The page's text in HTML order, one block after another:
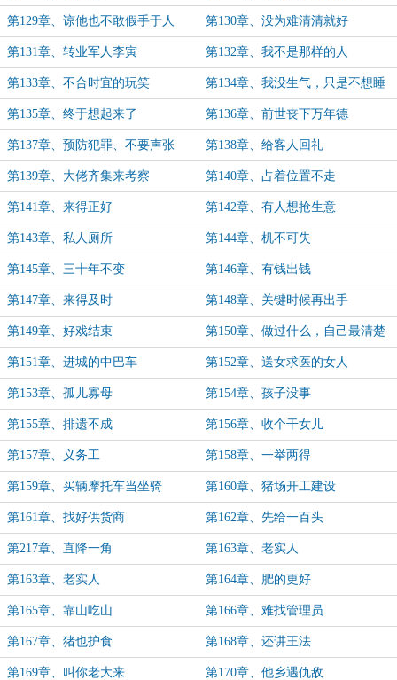
第129章、谅他也不敢假手于人 第130章、没为难清清就好
第131章、转业军人李寅 第132章、我不是那样的人
第133章、不合时宜的玩笑 第134章、我没生气，只是不想睡
第135章、终于想起来了 第136章、前世丧下万年德
第137章、预防犯罪、不要声张 第138章、给客人回礼
第139章、大佬齐集来考察 第140章、占着位置不走
第141章、来得正好 第142章、有人想抢生意
第143章、私人厕所 第144章、机不可失
第145章、三十年不变 第146章、有钱出钱
第147章、来得及时 第148章、关键时候再出手
第149章、好戏结束 第150章、做过什么，自己最清楚
第151章、进城的中巴车 第152章、送女求医的女人
第153章、孤儿寡母 第154章、孩子没事
第155章、排遗不成 第156章、收个干女儿
第157章、义务工 第158章、一举两得
第159章、买辆摩托车当坐骑 第160章、猪场开工建设
第161章、找好供货商 第162章、先给一百头
第217章、直降一角 第163章、老实人
第163章、老实人 第164章、肥的更好
第165章、靠山吃山 第166章、难找管理员
第167章、猪也护食 第168章、还讲王法
第169章、叫你老大来 第170章、他乡遇仇敌